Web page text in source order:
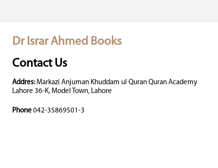
Dr Israr Ahmed Books
Contact Us
Addres: Markazi Anjuman Khuddam ul Quran Quran Academy
Lahore 36-K, Model Town, Lahore
Phone 042-35869501-3